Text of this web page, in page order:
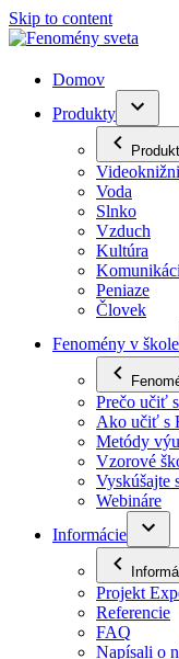
Skip to content
Domov
Produkty
Voda
Slnko
Vzduch
Kultúra
Peniaze
Človek
Fenomény v škole
Prečo učiť
Ako učiť s
Metódy
Vzorové
Vyskúšajte
Webináre
Informácie
Projekt
Referencie
FAQ
Napísali o